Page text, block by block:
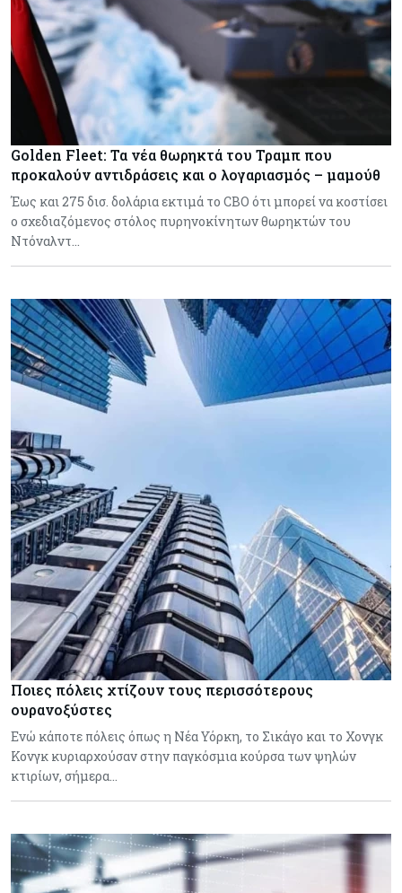
Golden Fleet: Τα νέα θωρηκτά του Τραμπ που
προκαλούν αντιδράσεις και ο λογαριασμός – μαμούθ
Έως και 275 δισ. δολάρια εκτιμά το CBO ότι μπορεί να κοστίσει
ο σχεδιαζόμενος στόλος πυρηνοκίνητων θωρηκτών του
Ντόναλντ…
Ποιες πόλεις χτίζουν τους περισσότερους
ουρανοξύστες
Ενώ κάποτε πόλεις όπως η Νέα Υόρκη, το Σικάγο και το Χονγκ
Κονγκ κυριαρχούσαν στην παγκόσμια κούρσα των ψηλών
κτιρίων, σήμερα…